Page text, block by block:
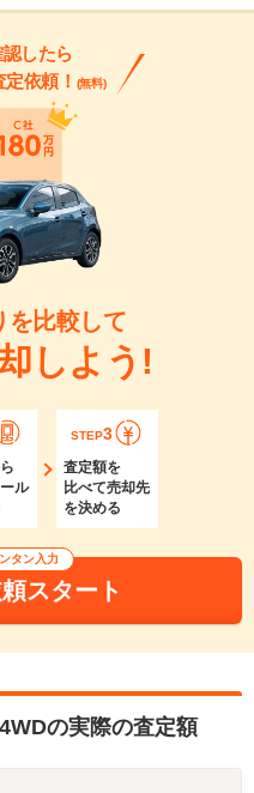
したら
依頼！ (無料)
を比較して
しよう!
ル
STEP3
査定額を
比べて売却先
を決める
タン入力
スタート
の実際の査定額